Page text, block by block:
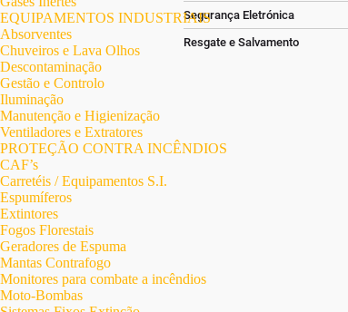
EQUIPAMENTOS INDUSTRIAIS
Absorventes
Chuveiros e Lava Olhos
Descontaminação
Gestão e Controlo
Iluminação
Manutenção e Higienização
Ventiladores e Extratores
PROTEÇÃO CONTRA INCÊNDIOS
CAF’s
Carretéis / Equipamentos S.I.
Espumíferos
Extintores
Fogos Florestais
Geradores de Espuma
Mantas Contrafogo
Monitores para combate a incêndios
Moto-Bombas
Segurança Eletrónica
Resgate e Salvamento